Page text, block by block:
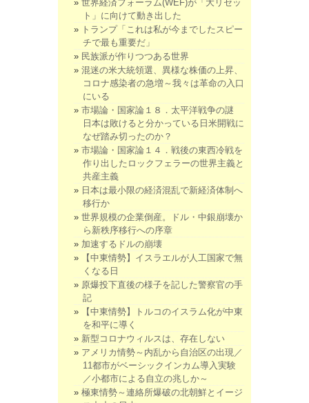
世界経済フォーラム(WEF)が「大リセッ
ト」に向けて動き出した
トランプ「これは私が今までしたスピー
チで最も重要だ」
民族派が作りつつある世界
混迷の米大統領選、異様な株価の上昇、
コロナ感染者の急増～我々は革命の入口
にいる
市場論・国家論１８．太平洋戦争の謎
日本は敗けると分かっている日米開戦に
なぜ踏み切ったのか？
市場論・国家論１４．戦後の東西冷戦を
作り出したロックフェラーの世界主義と
共産主義
日本は最小限の経済混乱で新経済体制へ
移行か
世界規模の企業倒産。ドル・中銀崩壊か
ら新秩序移行への序章
加速するドルの崩壊
【中東情勢】イスラエルが人工国家で無
くなる日
原爆投下直後の様子を記した警察官の手
記
【中東情勢】トルコのイスラム化が中東
を和平に導く
新型コロナウィルスは、存在しない
アメリカ情勢～内乱から自治区の出現／
11都市がベーシックインカム導入実験
／小都市による自立の兆しか～
極東情勢～連絡所爆破の北朝鮮とイージ